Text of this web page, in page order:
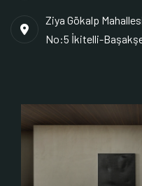
Ziya Gökalp
No:5 İkitelli-